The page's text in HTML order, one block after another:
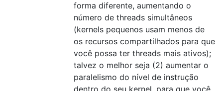
forma diferente, aumentando o
número de threads simultâneos
(kernels pequenos usam menos de
os recursos compartilhados para que
você possa ter threads mais ativos);
talvez o melhor seja (2) aumentar o
paralelismo do nível de instrução
dentro do seu kernel, para que você